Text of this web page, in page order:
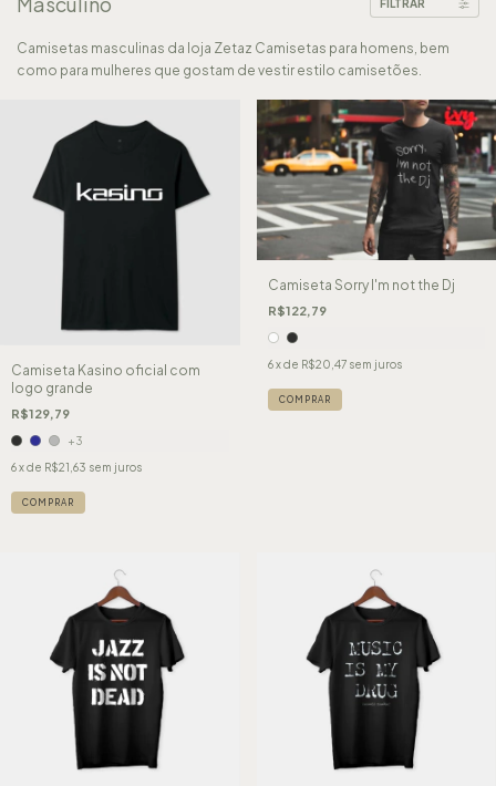
FILTRAR
Camisetas masculinas da loja Zetaz Camisetas para homens, bem
como para mulheres que gostam de vestir estilo camisetões.
Camiseta Kasino oficial com
logo grande
R$129,79
+3
6x de R$21,63 sem juros
COMPRAR
Camiseta Sorry I'm not the Dj
R$122,79
6 x de R$20,47 sem juros
COMPRAR